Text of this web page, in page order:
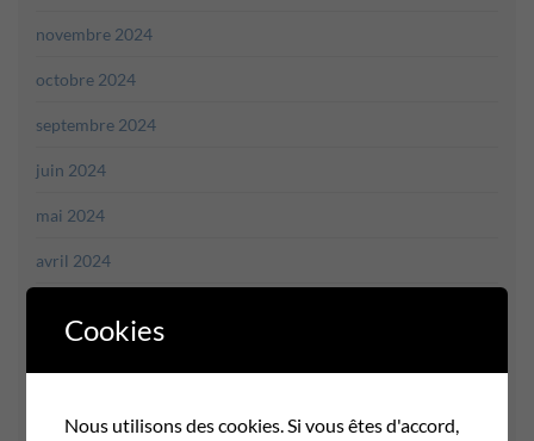
novembre 2024
octobre 2024
septembre 2024
juin 2024
mai 2024
avril 2024
Cookies
Nous utilisons des cookies. Si vous êtes d'accord,